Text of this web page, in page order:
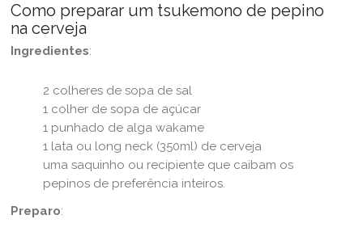
Como preparar um tsukemono de pepino
na cerveja
Ingredientes:
2 colheres de sopa de sal
1 colher de sopa de açúcar
1 punhado de alga wakame
1 lata ou long neck (350ml) de cerveja
uma saquinho ou recipiente que caibam os
pepinos de preferência inteiros.
Preparo: